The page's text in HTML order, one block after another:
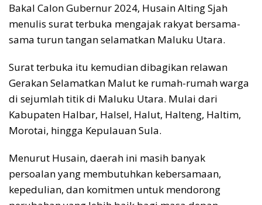
Bakal Calon Gubernur 2024, Husain Alting Sjah
menulis surat terbuka mengajak rakyat bersama-
sama turun tangan selamatkan Maluku Utara.
Surat terbuka itu kemudian dibagikan relawan
Gerakan Selamatkan Malut ke rumah-rumah warga
di sejumlah titik di Maluku Utara. Mulai dari
Kabupaten Halbar, Halsel, Halut, Halteng, Haltim,
Morotai, hingga Kepulauan Sula.
Menurut Husain, daerah ini masih banyak
persoalan yang membutuhkan kebersamaan,
kepedulian, dan komitmen untuk mendorong